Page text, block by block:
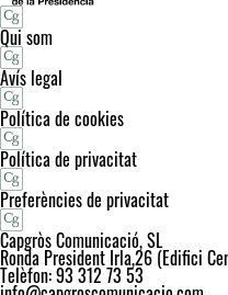
Qui som
Avís legal
Política de cookies
Política de privacitat
Preferències de privacitat
Capgròs Comunicació, SL
Ronda President Irla,26 (Edifici
Telèfon: 93 312 73 53